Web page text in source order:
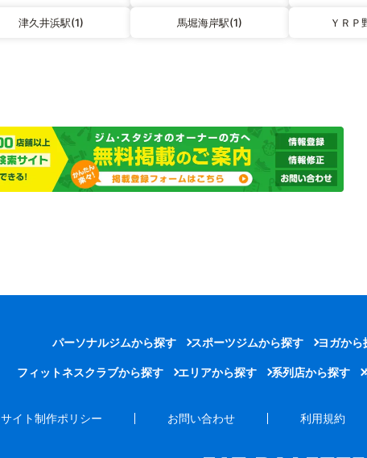
津久井浜駅(1) 馬堀海岸駅(1) ＹＲＰ
パーソナルジムから探す スポーツジムから探す ヨガから
フィットネスクラブから探す エリアから探す 系列店から探す
サイト制作ポリシー お問い合わせ 利用規約